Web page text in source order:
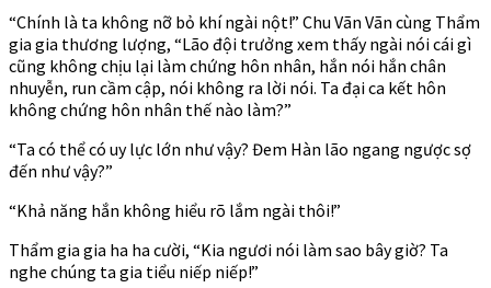
“Chính là ta không nỡ bỏ khí ngài nột!” Chu Vãn Vãn cùng Thẩm
gia gia thương lượng, “Lão đội trưởng xem thấy ngài nói cái gì
cũng không chịu lại làm chứng hôn nhân, hắn nói hắn chân
nhuyễn, run cầm cập, nói không ra lời nói. Ta đại ca kết hôn
không chứng hôn nhân thế nào làm?”
“Ta có thể có uy lực lớn như vậy? Đem Hàn lão ngang ngược sợ
đến như vậy?”
“Khả năng hắn không hiểu rõ lắm ngài thôi!”
Thẩm gia gia ha ha cười, “Kia ngươi nói làm sao bây giờ? Ta
nghe chúng ta gia tiểu niếp niếp!”